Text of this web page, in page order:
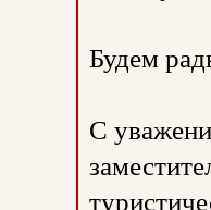
Будем
С